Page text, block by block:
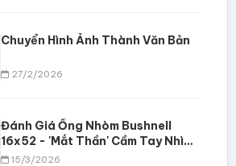
Chuyển Hình Ảnh Thành Văn Bản
27/2/2026
Đánh Giá Ống Nhòm Bushnell
16x52 - 'Mắt Thần' Cầm Tay Nhìn
Xa 8000m - Giá Rẻ Vô Đối
15/3/2026